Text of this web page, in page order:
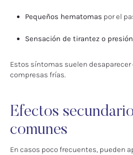
Pequeños hematomas por el
Sensación de tirantez o presión
Estos síntomas suelen
compresas frías.
Efectos
comunes
En casos poco frecuentes, pueden